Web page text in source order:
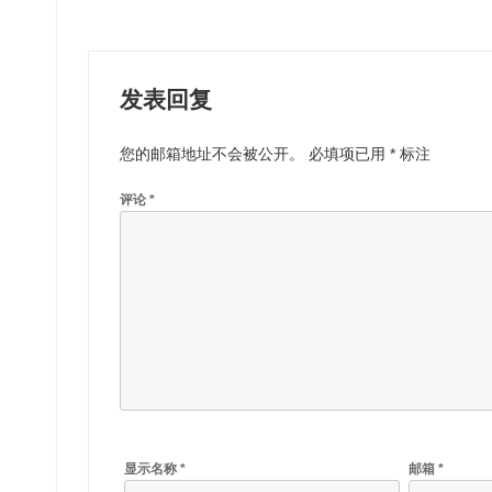
发表回复
您的邮箱地址不会被公开。 必填项已用 * 标注
评论 *
显示名称 * 邮箱 *